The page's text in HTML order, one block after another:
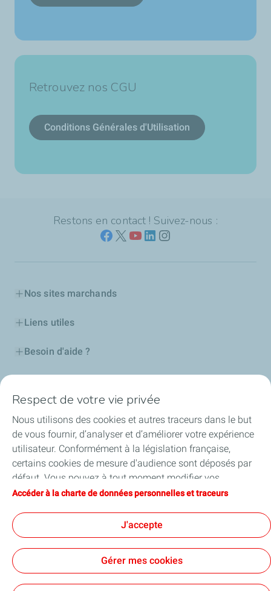
Retrouvez nos CGU
Conditions Générales d'Utilisation
Restons en contact ! Suivez-nous :
Nos sites marchands
Liens utiles
Besoin d'aide ?
Certificats d'économies d'énergie
Nos partenaires
Collaborer avec TotalEnergies
Accessibilité
Conditions Générales d’Utilisation
Respect de votre vie privée
Nous utilisons des cookies et autres traceurs dans le but
de vous fournir, d’analyser et d’améliorer votre expérience
utilisateur. Conformément à la législation française,
certains cookies de mesure d'audience sont déposés par
défaut. Vous pouvez à tout moment modifier vos
paramètres de cookies en cliquant sur le bouton « Gérer
vous acceptez le dépôt de l’ensemble des cookies. Dans le
cas où vous cliquez sur « Je refuse », seuls les cookies
techniques nécessaires au bon fonctionnement du site
seront utilisés. Pour plus d’informations, vous pouvez
Accéder à la charte de données personnelles et traceurs
J'accepte
Gérer mes cookies